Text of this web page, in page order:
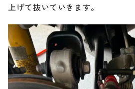
上げて抜いていきます。